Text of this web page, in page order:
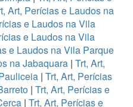
Art, Perícias e Laudos na
e Laudos na Vila
e Laudos na Vila
e Laudos na Vila Parque
na Jabaquara | Trt, Art,
| Trt, Art, Perícias
| Trt, Art, Perícias e
| Trt, Art, Perícias e